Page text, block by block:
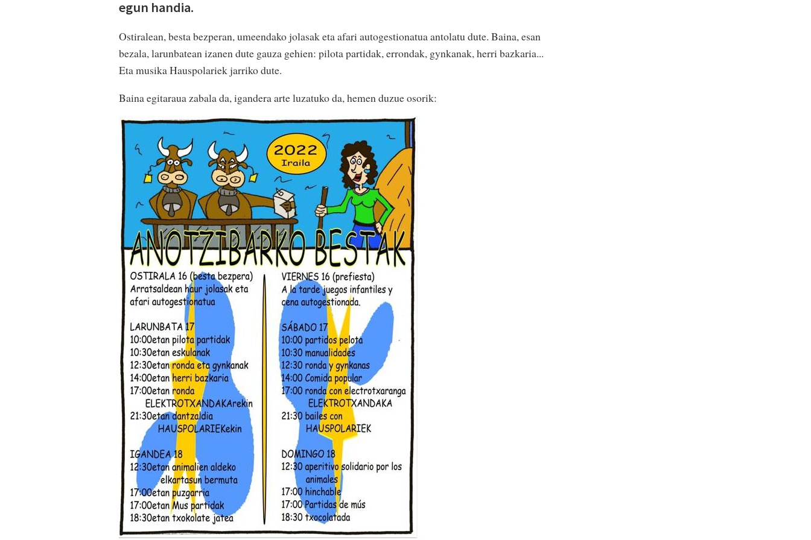
egun handia.
Ostiralean, besta bezperan, umeendako jolasak eta afari autogestionatua antolatu dute. Baina, esan
bezala, larunbatean izanen dute gauza gehien: pilota partidak, errondak, gynkanak, herri bazkaria...
Eta musika Hauspolariek jarriko dute.
Baina egitaraua zabala da, igandera arte luzatuko da, hemen duzue osorik: